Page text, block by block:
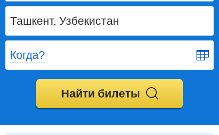
Когда?
Найти билеты